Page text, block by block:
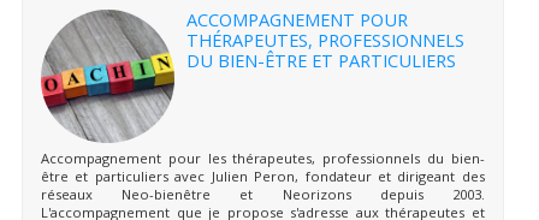
ACCOMPAGNEMENT POUR
THÉRAPEUTES, PROFESSIONNELS
DU BIEN-ÊTRE ET PARTICULIERS
Accompagnement pour les thérapeutes, professionnels du bien-
être et particuliers avec Julien Peron, fondateur et dirigeant des
réseaux Neo-bienêtre et Neorizons depuis 2003.
L'accompagnement que je propose s'adresse aux thérapeutes et